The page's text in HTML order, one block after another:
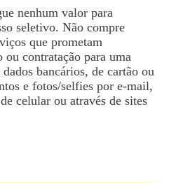
nenhum valor para
seletivo. Não compre
que prometam
ou contratação para uma
bancários, de cartão ou
e fotos/selfies por e-mail,
celular ou através de sites